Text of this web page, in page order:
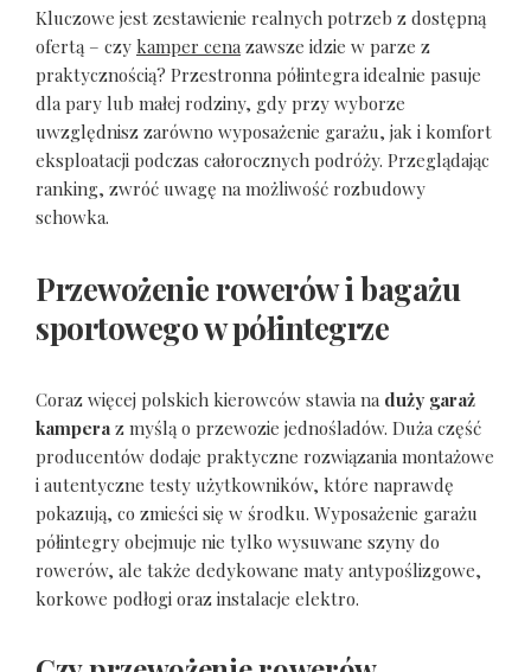
Kluczowe jest zestawienie realnych potrzeb z dostępną
ofertą – czy kamper cena zawsze idzie w parze z
praktycznością? Przestronna półintegra idealnie pasuje
dla pary lub małej rodziny, gdy przy wyborze
uwzględnisz zarówno wyposażenie garażu, jak i komfort
eksploatacji podczas całorocznych podróży. Przeglądając
ranking, zwróć uwagę na możliwość rozbudowy
schowka.
Przewożenie rowerów i bagażu
sportowego w półintegrze
Coraz więcej polskich kierowców stawia na duży garaż
kampera z myślą o przewozie jednośladów. Duża część
producentów dodaje praktyczne rozwiązania montażowe
i autentyczne testy użytkowników, które naprawdę
pokazują, co zmieści się w środku. Wyposażenie garażu
półintegry obejmuje nie tylko wysuwane szyny do
rowerów, ale także dedykowane maty antypoślizgowe,
korkowe podłogi oraz instalacje elektro.